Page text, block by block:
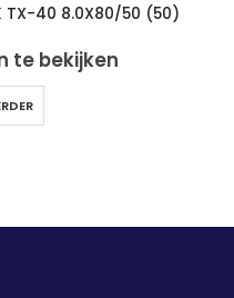
TX-40 8.0X80/50 (50)
te bekijken